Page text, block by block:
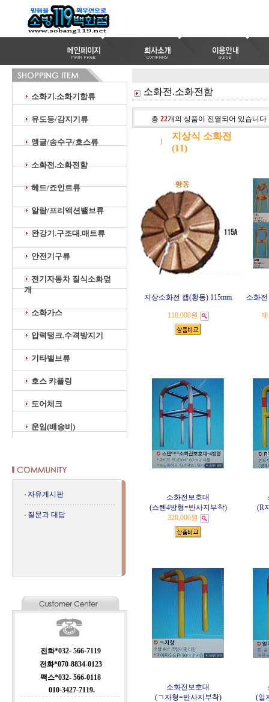
소화기.소화기함류
유도등/감지기류
앵글/송수구/호스류
소화전.소화전함
헤드/죠인트류
알람/프리액션밸브류
완강기.구조대.매트류
안전기구류
전기자동차 질식소화덮
개
소화가스
압력탱크.수격방지기
기타밸브류
호스 캬플링
도어체크
운임(배송비)
자유게시판
질문과 대답
전화*032- 566-7119
전화*070-8834-0123
팩스*032- 566-0118
010-3427-7119.
소화전.소화전함
총 22개의 상품이 진열되어 있습니다
지상식 소화전
(11)
지상소화전 캡(황동) 115mm
110,000원
소화
소화전보호대
(스텐4방형=반사지부착)
320,000원
(R
소화전보호대
(ㄱ자형=반사지부착)
(일